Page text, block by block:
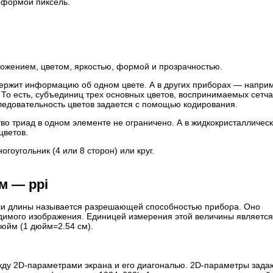
цветом, яркостью, формой и прозрачностью.
информацию об одном цвете. А в других приборах —
есть, субъединиц трех основных цветов, воспринимаемых
цветов задается с помощью кодирования.
триад в одном элементе не ограничено. А в
(4 или 8 сторон) или круг.
— ppi
длины называется разрешающей способностью прибора. Оно
изображения. Единицей измерения этой величины
(1 дюйм=2.54 см).
2D-параметрами экрана и его диагональю. 2D-параметры